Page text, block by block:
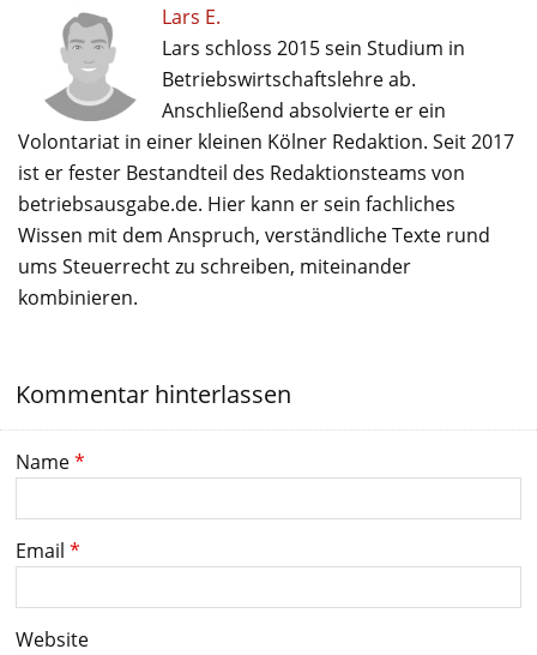
Lars E.
Lars schloss 2015 sein Studium in
Betriebswirtschaftslehre ab.
Anschließend absolvierte er ein
Volontariat in einer kleinen Kölner Redaktion. Seit 2017
ist er fester Bestandteil des Redaktionsteams von
betriebsausgabe.de. Hier kann er sein fachliches
Wissen mit dem Anspruch, verständliche Texte rund
ums Steuerrecht zu schreiben, miteinander
kombinieren.
Kommentar hinterlassen
Name*
Email *
Website